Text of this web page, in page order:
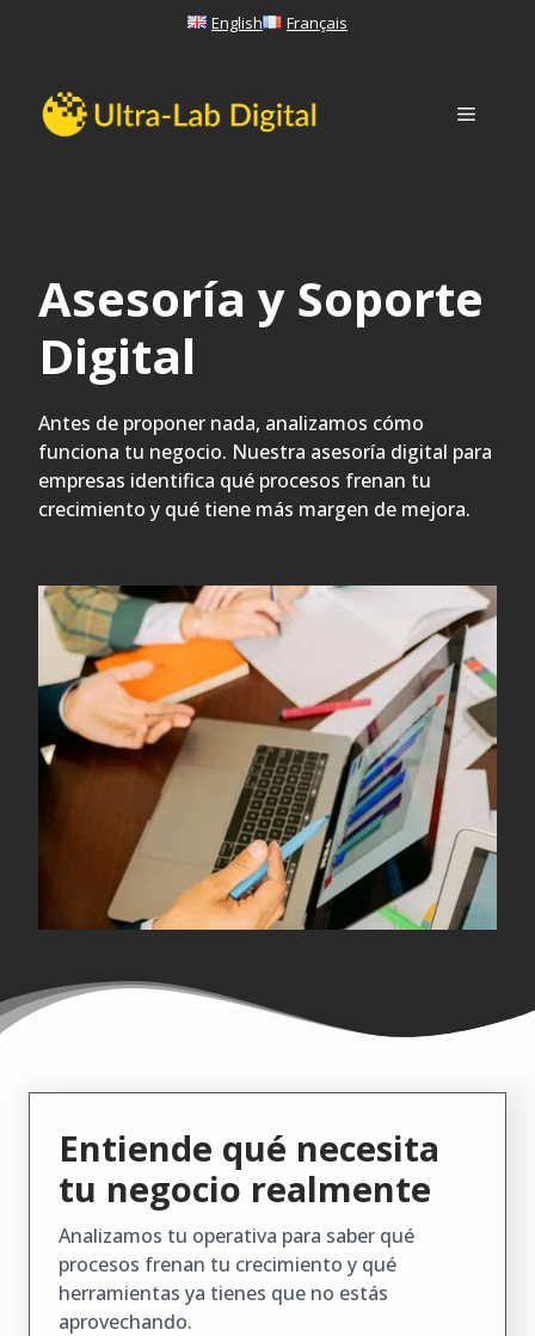
English Français
Menú
Asesoría y Soporte
Digital
Antes de proponer nada, analizamos cómo
funciona tu negocio. Nuestra asesoría digital para
empresas identifica qué procesos frenan tu
crecimiento y qué tiene más margen de mejora.
Entiende qué necesita
tu negocio realmente
Analizamos tu operativa para saber qué
procesos frenan tu crecimiento y qué
herramientas ya tienes que no estás
aprovechando.